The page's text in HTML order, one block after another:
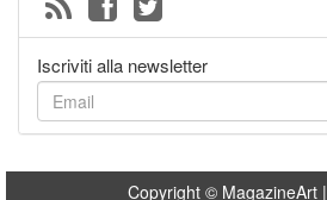
Iscriviti alla newsletter
Copyright © MagazineArt |